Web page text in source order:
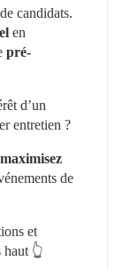
candidats.
en
pré-
d’un
entretien ?
maximisez
et
👆